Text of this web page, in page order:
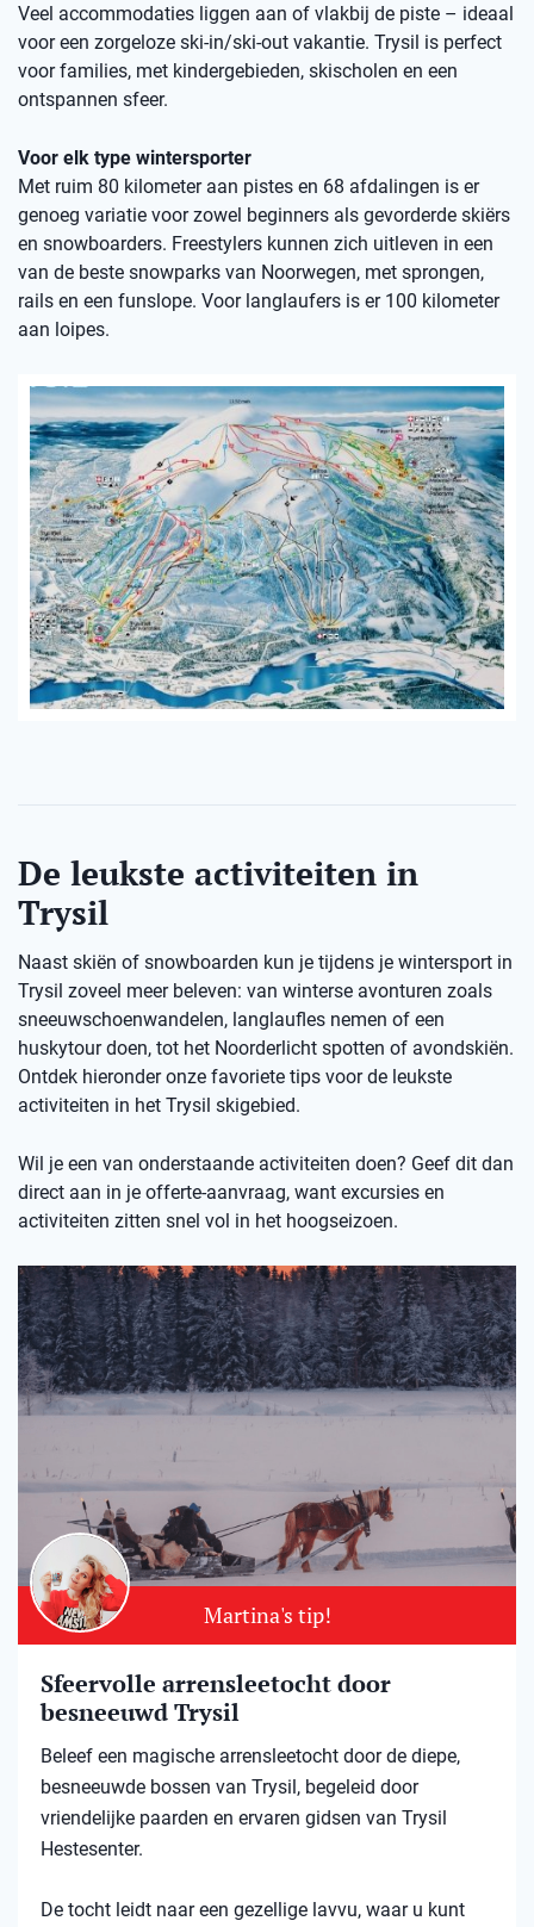
Veel accommodaties liggen aan of vlakbij de piste – ideaal
voor een zorgeloze ski-in/ski-out vakantie. Trysil is perfect
voor families, met kindergebieden, skischolen en een
ontspannen sfeer.
Voor elk type wintersporter
Met ruim 80 kilometer aan pistes en 68 afdalingen is er
genoeg variatie voor zowel beginners als gevorderde skiërs
en snowboarders. Freestylers kunnen zich uitleven in een
van de beste snowparks van Noorwegen, met sprongen,
rails en een funslope. Voor langlaufers is er 100 kilometer
aan loipes.
De leukste activiteiten in
Trysil
Naast skiën of snowboarden kun je tijdens je wintersport in
Trysil zoveel meer beleven: van winterse avonturen zoals
sneeuwschoenwandelen, langlaufles nemen of een
huskytour doen, tot het Noorderlicht spotten of avondskiën.
Ontdek hieronder onze favoriete tips voor de leukste
activiteiten in het Trysil skigebied.
Wil je een van onderstaande activiteiten doen? Geef dit dan
direct aan in je offerte-aanvraag, want excursies en
activiteiten zitten snel vol in het hoogseizoen.
Martina's tip!
Sfeervolle arrensleetocht door
besneeuwd Trysil​
Beleef een magische arrensleetocht door de diepe,
besneeuwde bossen van Trysil, begeleid door
vriendelijke paarden en ervaren gidsen van Trysil
Hestesenter.
De tocht leidt naar een gezellige lavvu, waar u kunt